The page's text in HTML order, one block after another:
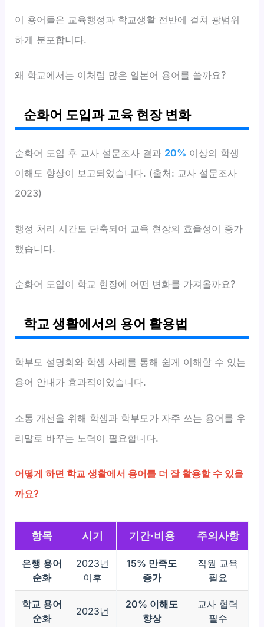
이 용어들은 교육행정과 학교생활 전반에 걸쳐 광범위
하게 분포합니다.
왜 학교에서는 이처럼 많은 일본어 용어를 쓸까요?
순화어 도입과 교육 현장 변화
순화어 도입 후 교사 설문조사 결과 20% 이상의 학생
이해도 향상이 보고되었습니다. (출처: 교사 설문조사
2023)
행정 처리 시간도 단축되어 교육 현장의 효율성이 증가
했습니다.
순화어 도입이 학교 현장에 어떤 변화를 가져올까요?
학교 생활에서의 용어 활용법
학부모 설명회와 학생 사례를 통해 쉽게 이해할 수 있는
용어 안내가 효과적이었습니다.
소통 개선을 위해 학생과 학부모가 자주 쓰는 용어를 우
리말로 바꾸는 노력이 필요합니다.
어떻게 하면 학교 생활에서 용어를 더 잘 활용할 수 있을
까요?
항목 시기 기간·비용 주의사항
은행 용어
순화
2023년
이후
15% 만족도
증가
직원 교육
필요
학교 용어
순화
2023년
20% 이해도
향상
교사 협력
필수